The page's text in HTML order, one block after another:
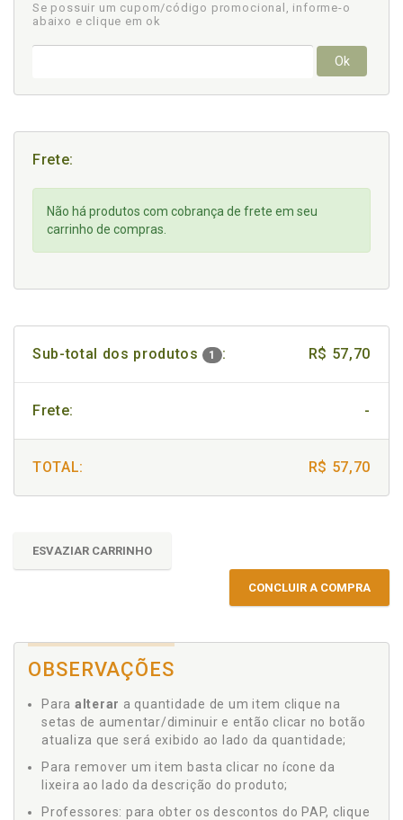
Se possuir um cupom/código promocional, informe-o
abaixo e clique em ok
Ok
Frete:
Não há produtos com cobrança de frete em seu
carrinho de compras.
Sub-total dos produtos 1 : R$ 57,70
Frete: -
TOTAL: R$ 57,70
ESVAZIAR CARRINHO
CONCLUIR A COMPRA
OBSERVAÇÕES
Para alterar a quantidade de um item clique na
setas de aumentar/diminuir e então clicar no botão
atualiza que será exibido ao lado da quantidade;
Para remover um item basta clicar no ícone da
lixeira ao lado da descrição do produto;
Professores: para obter os descontos do PAP, clique